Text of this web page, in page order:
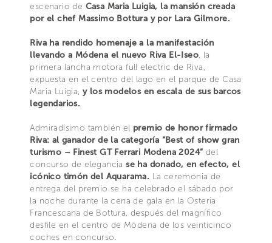
escenario de Casa Maria Luigia, la mansión creada
por el chef Massimo Bottura y por Lara Gilmore.
Riva ha rendido homenaje a la manifestación
llevando a Módena el nuevo Riva El-Iseo, la
primera lancha motora full electric de Riva,
expuesta en el centro del lago en el parque de Casa
Maria Luigia, y los modelos en escala de sus barcos
legendarios.
Admiradísimo también el premio de honor firmado
Riva: al ganador de la categoría “Best of show gran
turismo – Finest GT Ferrari Modena 2024” del
concurso de eleganciase ha donado, en efecto, el
icónico timón del Aquarama. La ceremonia de
entrega del premio se ha celebrado el sábado por
la noche durante la cena de gala en la Osteria
Francescana de Bottura, después del magnífico
desfile en el centro de Módena de los veinticinco
coches en concurso.